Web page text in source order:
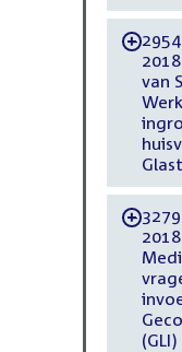
-
van
-
(GLI)